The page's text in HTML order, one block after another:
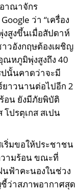
าณาจักร
ว่า “เครื่อง
งสูงขึ้นเมื่อสัปดาห์
วอังกฤษต้องเผชิญ
หภูมิพุ่งสูงถึง 40
ปนั้นคาดว่าจะมี
าวนานต่อไปอีก 2
อน ยังมีภัยพิบัติ
ปรตุเกส สเปน
เริ่มขอให้ประชาชน
ามร้อน ขณะที่
ฟ้าคะนองในช่วง
ว่าสภาพอากาศสุด